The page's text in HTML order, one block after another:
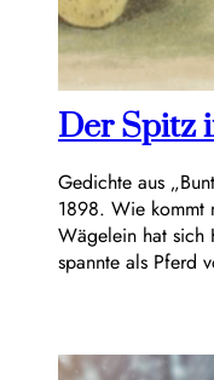
Der Spitz
Gedichte aus
1898. Wie kommt
Wägelein hat sich
spannte als Pferd